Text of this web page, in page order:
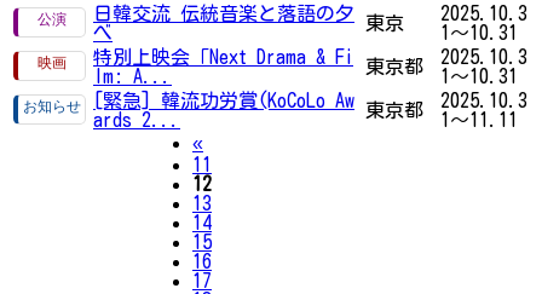
日韓交流 伝統音楽と落語の夕
べ
東京
2025.10.3
1～10.31
特別上映会「Next Drama & Fi
lm: A...
東京都
2025.10.3
1～10.31
[緊急] 韓流功労賞(KoCoLo Aw
ards 2...
東京都
2025.10.3
1～11.11
«Previous
11
12
13
14
15
16
17